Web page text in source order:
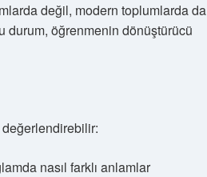
değil, modern toplumlarda da
durum, öğrenmenin dönüştürücü
değerlendirebilir:
nasıl farklı anlamlar